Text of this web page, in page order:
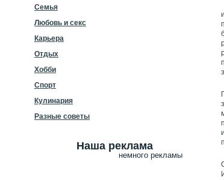
Семья
Любовь и секс
Карьера
Отдых
Хобби
Спорт
Кулинария
Разные советы
Наша реклама
немного рекламы